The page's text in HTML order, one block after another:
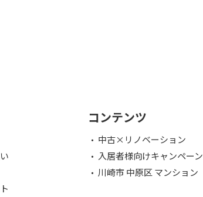
コンテンツ
中古×リノベーション
入居者様向けキャンペーン
川崎市 中原区 マンション